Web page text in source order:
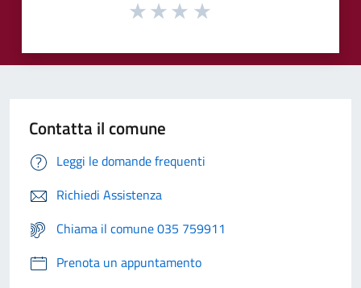
Contatta il comune
Leggi le domande frequenti
Richiedi Assistenza
Chiama il comune 035 759911
Prenota un appuntamento